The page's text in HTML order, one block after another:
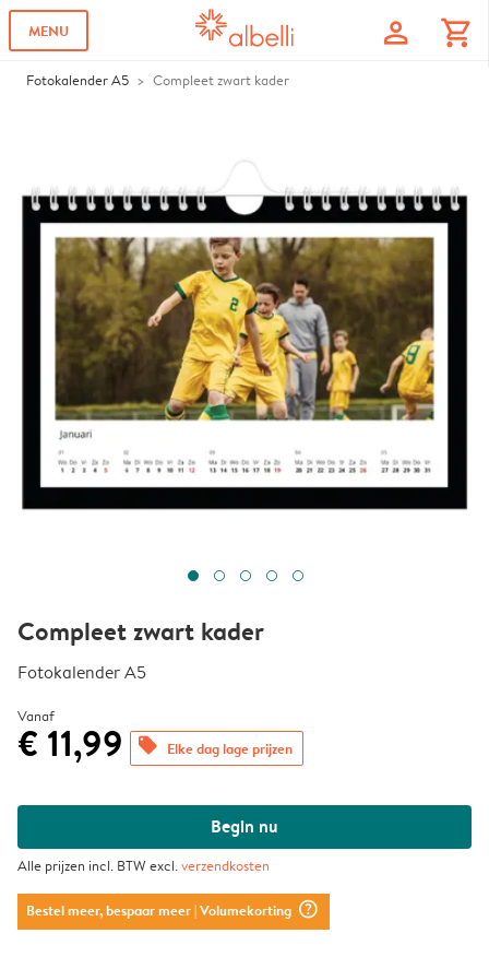
MENU profile shopping_cart
Fotokalender A5 Compleet zwart kader
Compleet zwart kader
Fotokalender A5
Vanaf
€ 11,99 offers Elke dag lage prijzen
Begin nu
Alle prijzen incl. BTW excl.verzendkosten
Bestel meer, bespaar meer| Volumekorting question_mark_circle